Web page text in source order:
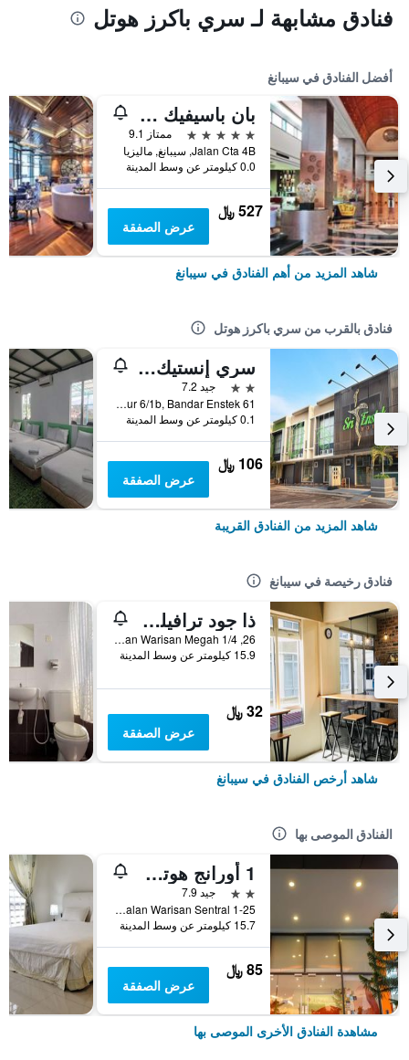
فنادق مشابهة لـ سري باكرز هوتل
أفضل الفنادق في سيبانغ
بان باسيفيك مطار كوالالمبور الدولي
5 نجوم
ممتاز 9.1
Jalan Cta 4B, سيبانغ, ماليزيا
0.0 كيلومتر عن وسط المدينة
527 ﷼
عرض الصفقة
شاهد المزيد من أهم الفنادق في سيبانغ
فنادق بالقرب من سري باكرز هوتل
سري إنستيك هوتل
2 نجمتين
جيد 7.2
61 Jalan Timur 6/1b, Bandar Enstek, سيبانغ, ماليزيا
0.1 كيلومتر عن وسط المدينة
106 ﷼
عرض الصفقة
شاهد المزيد من الفنادق القريبة
فنادق رخيصة في سيبانغ
ذا جود ترافيلرز هوستل - كي يربورت
26, Jalan Warisan Megah 1/4, سيبانغ, ماليزيا
15.9 كيلومتر عن وسط المدينة
32 ﷼
عرض الصفقة
شاهد أرخص الفنادق في سيبانغ
الفنادق الموصى بها
1 أورانج هوتل كلي آند كليا
2 نجمتين
جيد 7.9
25-G, Jalan Warisan Sentral 1, سيبانغ, ماليزيا
15.7 كيلومتر عن وسط المدينة
85 ﷼
عرض الصفقة
مشاهدة الفنادق الأخرى الموصى بها